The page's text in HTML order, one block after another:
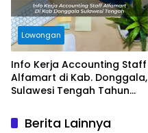
Lowongan
Info Kerja Accounting Staff
Alfamart di Kab. Donggala,
Sulawesi Tengah Tahun
Berita Lainnya